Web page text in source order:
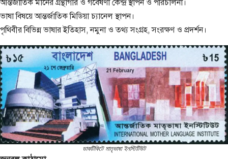
আন্তর্জাতিক মানের গ্রন্থাগার ও গবেষণা কেন্দ্র স্থাপন ও পরিচালনা।
ভাষা বিষয়ে আন্তর্জাতিক মিডিয়া চ্যানেল স্থাপন।
পৃথিবীর বিভিন্ন ভাষার ইতিহাস, নমুনা ও তথ্য সংগ্রহ, সংরক্ষণ ও প্রদর্শন।
ডাকটিকিটে মাতৃভাষা ইনস্টিটিউট